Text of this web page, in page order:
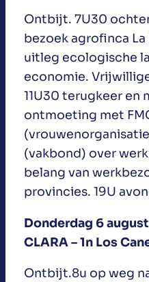
Ontbijt. 7U30
bezoek agrofinca
uitleg ecologische
economie.
11U30 terugkeer en
ontmoeting met
(vakbond) over
belang van
provincies. 19U
Donderdag 6
CLARA – 1n Los
Ontbijt.8u op weg